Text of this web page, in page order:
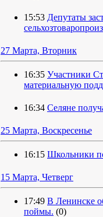
15:53 Депутаты
27 Марта, Вторник
16:35 Участники
материальную
16:34 Селяне
25 Марта, Воскресенье
16:15 Школьники
15 Марта, Четверг
17:49 В Ленинске
поймы. (0)